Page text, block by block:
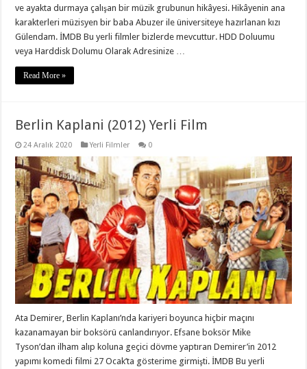
ve ayakta durmaya çalışan bir müzik grubunun hikâyesi. Hikâyenin ana
karakterleri müzisyen bir baba Abuzer ile üniversiteye hazırlanan kızı
Gülendam. İMDB Bu yerli filmler bizlerde mevcuttur. HDD Doluumu
veya Harddisk Dolumu Olarak Adresinize …
Read More »
Berlin Kaplani (2012) Yerli Film
24 Aralık 2020 Yerli Filmler 0
Ata Demirer, Berlin Kaplanı’nda kariyeri boyunca hiçbir maçını
kazanamayan bir boksörü canlandırıyor. Efsane boksör Mike
Tyson’dan ilham alıp koluna geçici dövme yaptıran Demirer’in 2012
yapımı komedi filmi 27 Ocak’ta gösterime girmişti. İMDB Bu yerli